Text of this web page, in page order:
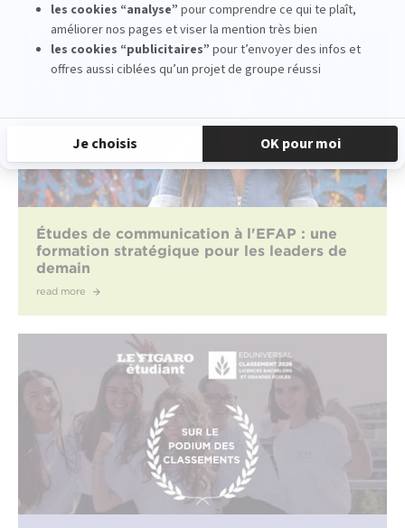
Études de communication à l'EFAP : une
formation stratégique pour les leaders de
demain
read more